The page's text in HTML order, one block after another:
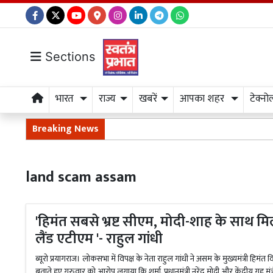
Sections
भारत राज्य खबरें आपका शहर
Breaking News
land scam assam
'हिमंत सबसे भ्रष्ट सीएम, मोदी-शाह के साथ
लैंड एटीएम '- राहुल गांधी
ब्यूरो प्रयागराज। लोकसभा में विपक्ष के नेता राहुल गांधी ने असम के मुख्यमंत्री हिमंत